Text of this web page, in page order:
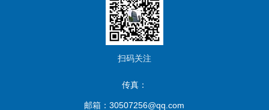
扫码关注
传真：
邮箱：30507256@qq.com